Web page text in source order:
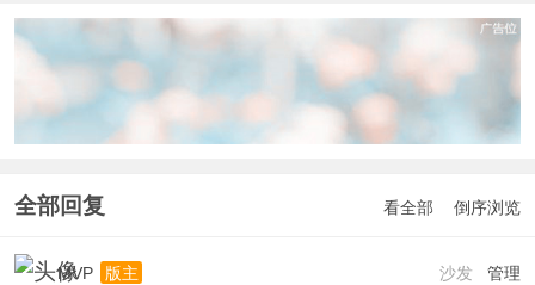
全部回复 看全部 倒序浏览
管理
沙发
MVP 版主